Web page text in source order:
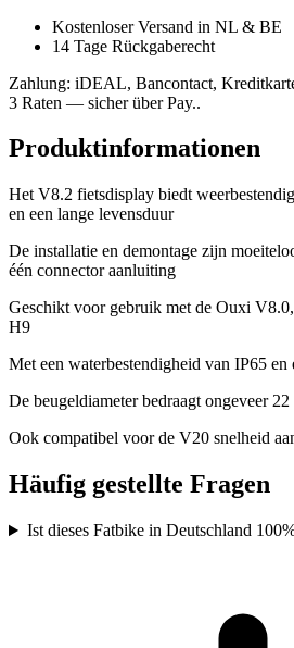
Kostenloser Versand in NL & BE
14 Tage Rückgaberecht
Zahlung: iDEAL, Bancontact,
3 Raten — sicher über Pay..
Produktinformationen
Het V8.2 fietsdisplay biedt
en een lange levensduur
De installatie en demontage zijn
één connector aanluiting
Geschikt voor gebruik met de Ouxi
H9
Met een waterbestendigheid van IP65
De beugeldiameter bedraagt ongeveer 22
Ook compatibel voor de V20 snelheid
Häufig gestellte Fragen
Ist dieses Fatbike in Deutschland